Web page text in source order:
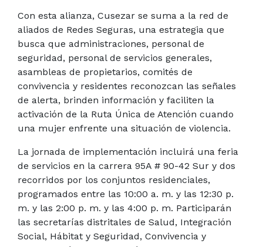
Con esta alianza, Cusezar se suma a la red de
aliados de Redes Seguras, una estrategia que
busca que administraciones, personal de
seguridad, personal de servicios generales,
asambleas de propietarios, comités de
convivencia y residentes reconozcan las señales
de alerta, brinden información y faciliten la
activación de la Ruta Única de Atención cuando
una mujer enfrente una situación de violencia.
La jornada de implementación incluirá una feria
de servicios en la carrera 95A # 90-42 Sur y dos
recorridos por los conjuntos residenciales,
programados entre las 10:00 a. m. y las 12:30 p.
m. y las 2:00 p. m. y las 4:00 p. m. Participarán
las secretarías distritales de Salud, Integración
Social, Hábitat y Seguridad, Convivencia y